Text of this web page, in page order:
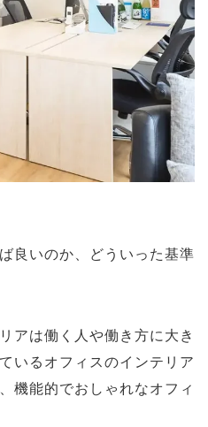
良いのか、どういった基準
アは働く人や働き方に大き
いるオフィスのインテリア
機能的でおしゃれなオフィ